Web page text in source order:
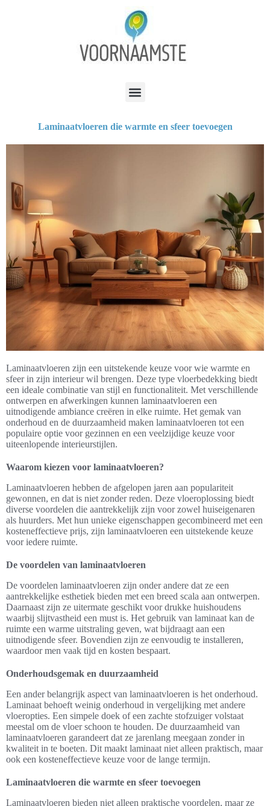
Laminaatvloeren die warmte en sfeer toevoegen
Laminaatvloeren zijn een uitstekende keuze voor wie warmte en
sfeer in zijn interieur wil brengen. Deze type vloerbedekking biedt
een ideale combinatie van stijl en functionaliteit. Met verschillende
ontwerpen en afwerkingen kunnen laminaatvloeren een
uitnodigende ambiance creëren in elke ruimte. Het gemak van
onderhoud en de duurzaamheid maken laminaatvloeren tot een
populaire optie voor gezinnen en een veelzijdige keuze voor
uiteenlopende interieurstijlen.
Waarom kiezen voor laminaatvloeren?
Laminaatvloeren hebben de afgelopen jaren aan populariteit
gewonnen, en dat is niet zonder reden. Deze vloeroplossing biedt
diverse voordelen die aantrekkelijk zijn voor zowel huiseigenaren
als huurders. Met hun unieke eigenschappen gecombineerd met een
kosteneffectieve prijs, zijn laminaatvloeren een uitstekende keuze
voor iedere ruimte.
De voordelen van laminaatvloeren
De voordelen laminaatvloeren zijn onder andere dat ze een
aantrekkelijke esthetiek bieden met een breed scala aan ontwerpen.
Daarnaast zijn ze uitermate geschikt voor drukke huishoudens
waarbij slijtvastheid een must is. Het gebruik van laminaat kan de
ruimte een warme uitstraling geven, wat bijdraagt aan een
uitnodigende sfeer. Bovendien zijn ze eenvoudig te installeren,
waardoor men vaak tijd en kosten bespaart.
Onderhoudsgemak en duurzaamheid
Een ander belangrijk aspect van laminaatvloeren is het onderhoud.
Laminaat behoeft weinig onderhoud in vergelijking met andere
vloeropties. Een simpele doek of een zachte stofzuiger volstaat
meestal om de vloer schoon te houden. De duurzaamheid van
laminaatvloeren garandeert dat ze jarenlang meegaan zonder in
kwaliteit in te boeten. Dit maakt laminaat niet alleen praktisch, maar
ook een kosteneffectieve keuze voor de lange termijn.
Laminaatvloeren die warmte en sfeer toevoegen
Laminaatvloeren bieden niet alleen praktische voordelen, maar ze